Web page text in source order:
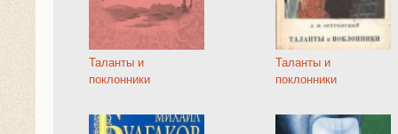
Таланты и
поклонники
Таланты и
поклонники